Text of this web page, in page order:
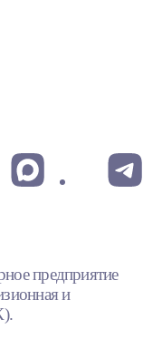
предприятие
и